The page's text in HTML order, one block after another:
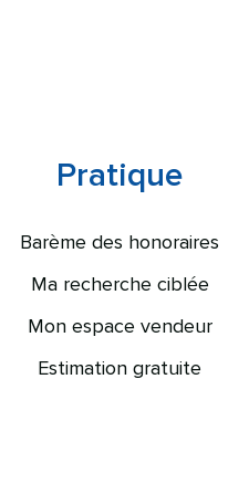
Pratique
Barème des honoraires
Ma recherche ciblée
Mon espace vendeur
Estimation gratuite